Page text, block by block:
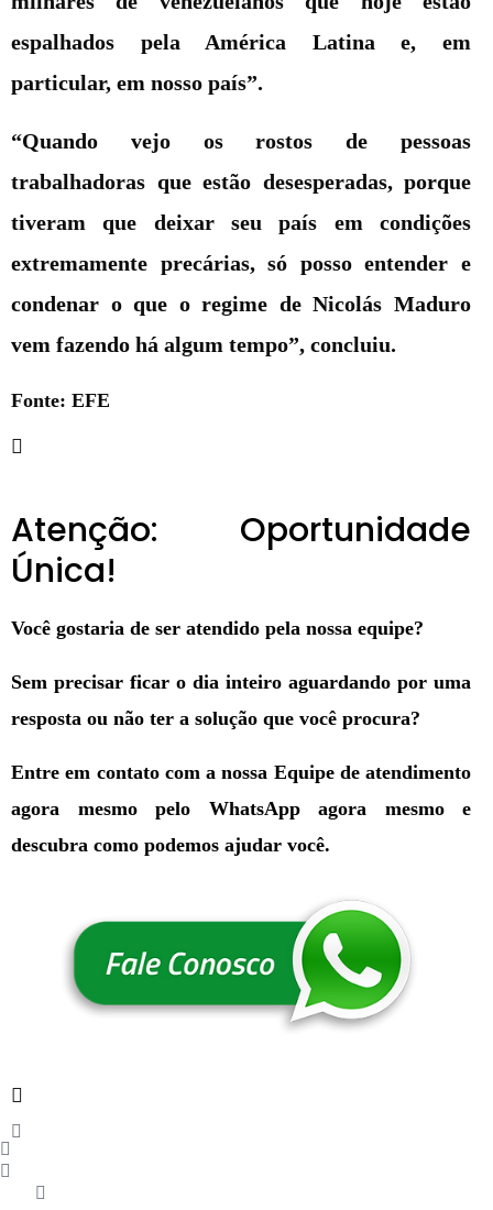
espalhados pela América Latina e, em
particular, em nosso país”.
“Quando vejo os rostos de pessoas
trabalhadoras que estão desesperadas, porque
tiveram que deixar seu país em condições
extremamente precárias, só posso entender e
condenar o que o regime de Nicolás Maduro
vem fazendo há algum tempo”, concluiu.
Fonte: EFE
Atenção: Oportunidade
Única!
Você gostaria de ser atendido pela nossa equipe?
Sem precisar ficar o dia inteiro aguardando por uma
resposta ou não ter a solução que você procura?
Entre em contato com a nossa Equipe de atendimento
agora mesmo pelo WhatsApp agora mesmo e
descubra como podemos ajudar você.